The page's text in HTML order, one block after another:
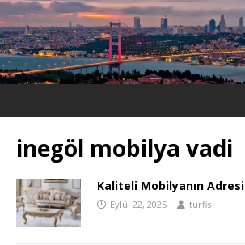
inegöl mobilya vadi
Kaliteli Mobilyanın Adresi
Eylül 22, 2025 turfis